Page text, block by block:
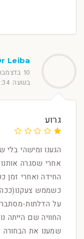
Leiba
10 בדצמבר 2017
בשעה 21:34
גרוע
הגענו ומישהי
אחרי שסגרה
החידה ואחרי זמן
על הדלתות-
החוויה שם הייתה
שמענו את